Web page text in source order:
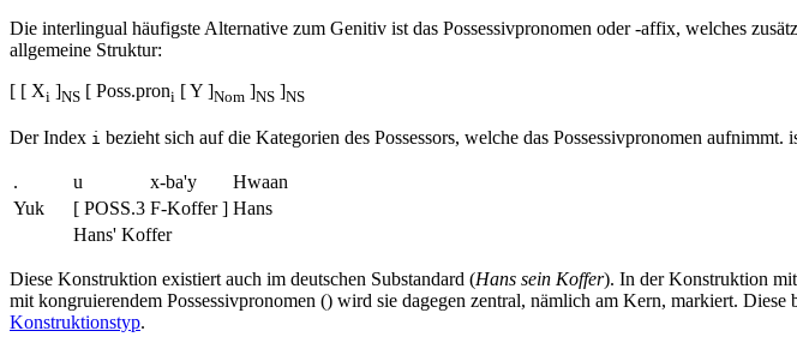
Die interlingual häufigste Alternative zum Genitiv ist das Possessivpronomen oder-affix, welches
allgemeine Struktur:
[ [ Xi ]NS [ Poss.proni [ Y ]Nom ]NS ]NS
Der Index i bezieht sich auf die Kategorien des Possessors, welche das Possessivpronomen aufnimmt.
. u x-ba'y
Hwaan
Yuk
[ POSS.3 F-Koffer ] Hans
Hans' Koffer
Diese Konstruktion existiert auch im deutschen Substandard (Hans sein Koffer). In der Konstruktion
mit kongruierendem Possessivpronomen () wird sie dagegen zentral, nämlich am Kern, markiert. Diese
Konstruktionstyp.